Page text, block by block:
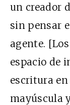
un creador
sin pensar
agente.
espacio de
escritura
mayúscula